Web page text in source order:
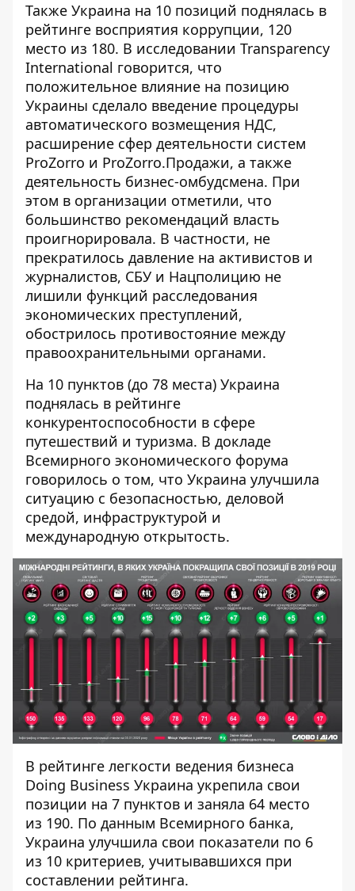
Также Украина на 10 позиций поднялась в
рейтинге восприятия коррупции, 120
место из 180. В исследовании Transparency
International говорится, что
положительное влияние на позицию
Украины сделало введение процедуры
автоматического возмещения НДС,
расширение сфер деятельности систем
ProZorro и ProZorro.Продажи, а также
деятельность бизнес-омбудсмена. При
этом в организации отметили, что
большинство рекомендаций власть
проигнорировала. В частности, не
прекратилось давление на активистов и
журналистов, СБУ и Нацполицию не
лишили функций расследования
экономических преступлений,
обострилось противостояние между
правоохранительными органами.
На 10 пунктов (до 78 места) Украина
поднялась в рейтинге
конкурентоспособности в сфере
путешествий и туризма. В докладе
Всемирного экономического форума
говорилось о том, что Украина улучшила
ситуацию с безопасностью, деловой
средой, инфраструктурой и
международную открытость.
В рейтинге легкости ведения бизнеса
Doing Business Украина укрепила свои
позиции на 7 пунктов и заняла 64 место
из 190. По данным Всемирного банка,
Украина улучшила свои показатели по 6
из 10 критериев, учитывавшихся при
составлении рейтинга.